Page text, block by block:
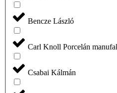
Bencze László
Carl Knoll Porcelán
Csabai Kálmán